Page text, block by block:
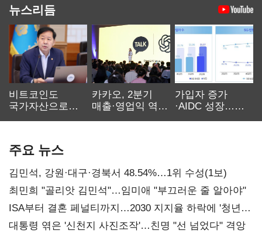
뉴스리듬
비트코인도
국가자산으로…'
카카오, 2분기
매출·영업익 역대
가입자 증가
·AIDC 성장…
주요 뉴스
김민석, 강원·대구·경북서 48.54%…1위 수성(1보)
최민희 "골리앗 김민석"…임미애 "부끄러운 줄 알아야"
ISA부터 결혼 페널티까지…2030 지지율 하락에 '청년
챙기기'
대통령 엮은 '신천지 사진조작'…친명 "선 넘었다" 격앙